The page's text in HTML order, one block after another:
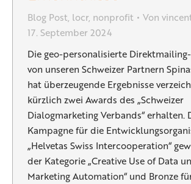
Blog Post, locr, nonprofit Von
17. September 2024
Die geo-personalisierte
von unseren Schweizer Partnern
hat überzeugende Ergebnisse
kürzlich zwei Awards des „Schweizer
Dialogmarketing Verbands“ erhalten.
Kampagne für die
„Helvetas Swiss Intercooperation“
der Kategorie „Creative Use of Data
Marketing Automation“ und Bronze